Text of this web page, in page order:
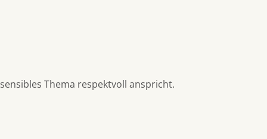
Thema respektvoll anspricht.